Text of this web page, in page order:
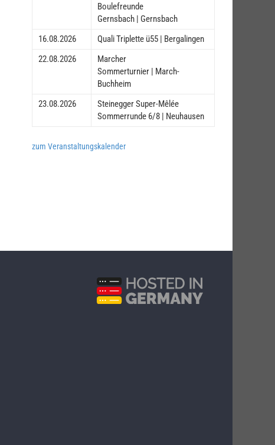
Boulefreunde
Gernsbach | Gernsbach
16.08.2026
Quali Triplette ü55 | Bergalingen
22.08.2026
Marcher
Sommerturnier | March-
Buchheim
23.08.2026
Steinegger Super-Mêlée
Sommerrunde 6/8 | Neuhausen
zum Veranstaltungskalender